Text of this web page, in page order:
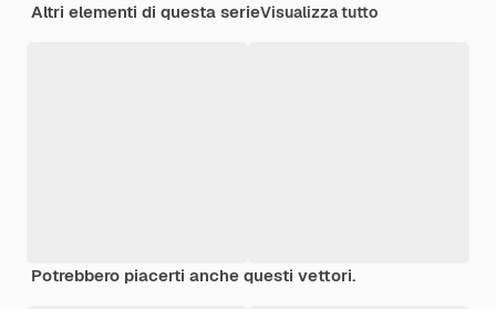
Altri elementi di questa serieVisualizza tutto
Potrebbero piacerti anche questi vettori.